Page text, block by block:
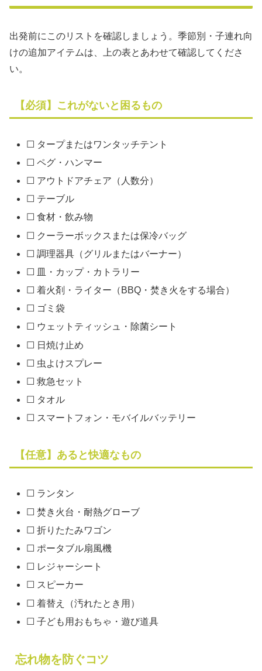
出発前にこのリストを確認しましょう。季節別・子連れ向
けの追加アイテムは、上の表とあわせて確認してくださ
い。
【必須】これがないと困るもの
☐ タープまたはワンタッチテント
☐ ペグ・ハンマー
☐ アウトドアチェア（人数分）
☐ テーブル
☐ 食材・飲み物
☐ クーラーボックスまたは保冷バッグ
☐ 調理器具（グリルまたはバーナー）
☐ 皿・カップ・カトラリー
☐ 着火剤・ライター（BBQ・焚き火をする場合）
☐ ゴミ袋
☐ ウェットティッシュ・除菌シート
☐ 日焼け止め
☐ 虫よけスプレー
☐ 救急セット
☐ タオル
☐ スマートフォン・モバイルバッテリー
【任意】あると快適なもの
☐ ランタン
☐ 焚き火台・耐熱グローブ
☐ 折りたたみワゴン
☐ ポータブル扇風機
☐ レジャーシート
☐ スピーカー
☐ 着替え（汚れたとき用）
☐ 子ども用おもちゃ・遊び道具
忘れ物を防ぐコツ